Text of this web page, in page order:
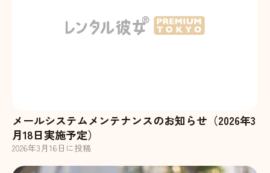
メールシステムメンテナンスのお知らせ（2026年3
月18日実施予定）
2026年3 月 16 日に投稿